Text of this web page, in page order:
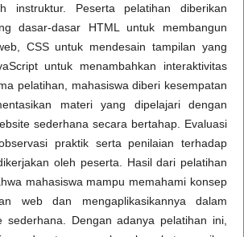
instruktur. Peserta pelatihan diberikan
dasar-dasar HTML untuk membangun
CSS untuk mendesain tampilan yang
untuk menambahkan interaktivitas
pelatihan, mahasiswa diberi kesempatan
materi yang dipelajari dengan
sederhana secara bertahap. Evaluasi
praktik serta penilaian terhadap
oleh peserta. Hasil dari pelatihan
mahasiswa mampu memahami konsep
web dan mengaplikasikannya dalam
sederhana. Dengan adanya pelatihan ini,